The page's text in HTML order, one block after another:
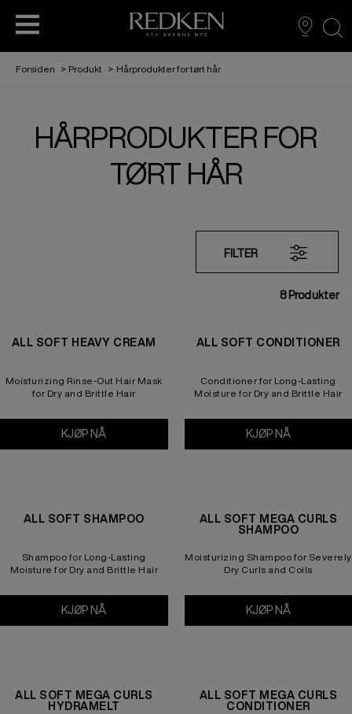
HÅRPLEIE
STYLING
HÅRFARGE
HÅRPLEIE
EDUCATION
OM REDKEN
Forsiden > Produkt > Hårprodukter for tørt hår
HÅRPRODUKTER FOR
TØRT HÅR
8Produkter
FILTER
ALL SOFT HEAVY CREAM
Moisturizing Rinse-Out Hair Mask
for Dry and Brittle Hair
KJØP NÅ
ALL SOFT CONDITIONER
Conditioner for Long-Lasting
Moisture for Dry and Brittle Hair
KJØP NÅAll Soft
ALL SOFT SHAMPOO
Shampoo for Long-Lasting
Moisture for Dry and Brittle Hair
KJØP NÅ
ALL SOFT MEGA CURLS
SHAMPOO
Moisturizing Shampoo for Severely
Dry Curls and Coils
KJØP NÅAll Soft
ALL SOFT MEGA CURLS
HYDRAMELT
ALL SOFT MEGA CURLS
CONDITIONER